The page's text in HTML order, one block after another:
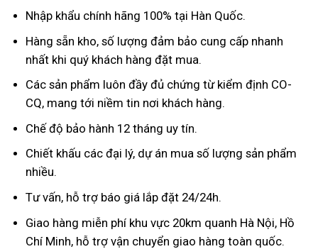
Nhập khẩu chính hãng 100% tại Hàn Quốc.
Hàng sẵn kho, số lượng đảm bảo cung cấp nhanh
nhất khi quý khách hàng đặt mua.
Các sản phẩm luôn đầy đủ chứng từ kiểm định CO-
CQ, mang tới niềm tin nơi khách hàng.
Chế độ bảo hành 12 tháng uy tín.
Chiết khấu các đại lý, dự án mua số lượng sản phẩm
nhiều.
Tư vấn, hỗ trợ báo giá lắp đặt 24/24h.
Giao hàng miễn phí khu vực 20km quanh Hà Nội, Hồ
Chí Minh, hỗ trợ vận chuyển giao hàng toàn quốc.